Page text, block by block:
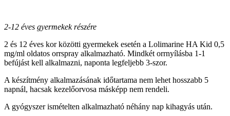
2-12 éves gyermekek részére
2 és 12 éves kor közötti gyermekek esetén a Lolimarine HA Kid 0,5
mg/ml oldatos orrspray alkalmazható. Mindkét orrnyílásba 1-1
befújást kell alkalmazni, naponta legfeljebb 3-szor.
A készítmény alkalmazásának időtartama nem lehet hosszabb 5
napnál, hacsak kezelőorvosa másképp nem rendeli.
A gyógyszer ismételten alkalmazható néhány nap kihagyás után.